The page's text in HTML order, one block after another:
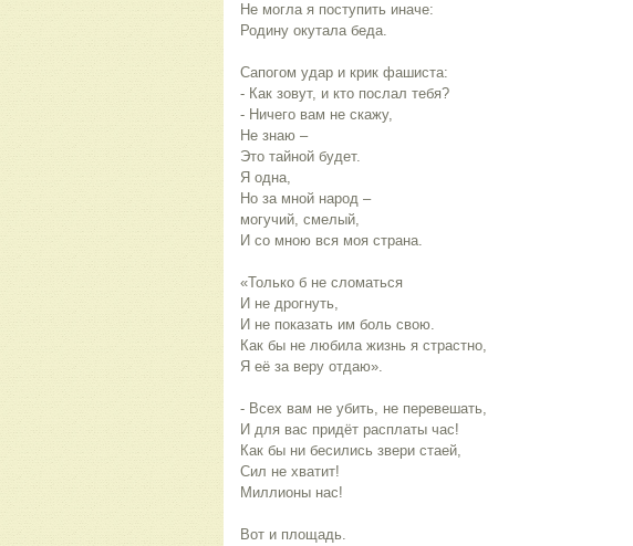
Не могла я поступить иначе:
Родину окутала беда.
Сапогом удар и крик фашиста:
- Как зовут, и кто послал тебя?
- Ничего вам не скажу,
Не знаю –
Это тайной будет.
Я одна,
Но за мной народ –
могучий, смелый,
И со мною вся моя страна.
«Только б не сломаться
И не дрогнуть,
И не показать им боль свою.
Как бы не любила жизнь я страстно,
Я её за веру отдаю».
- Всех вам не убить, не перевешать,
И для вас придёт расплаты час!
Как бы ни бесились звери стаей,
Сил не хватит!
Миллионы нас!
Вот и площадь.